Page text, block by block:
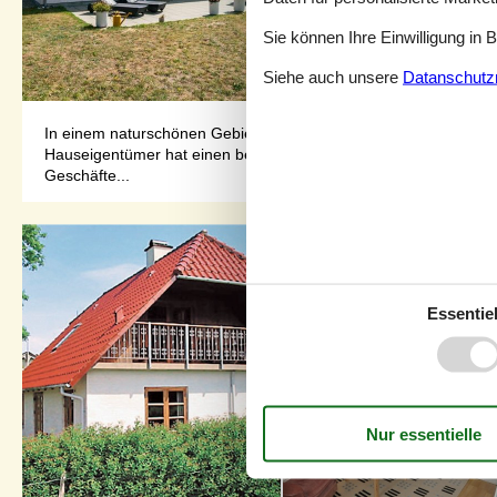
In einem naturschönen Gebiet und mit Aussicht auf Aabenraa
Hauseigentümer hat einen besonders guten Blick für Qualität,
Geschäfte...
Sie können Ihre Einwilligung in
Siehe auch unsere